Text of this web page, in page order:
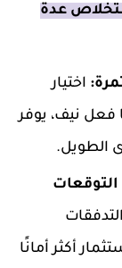
عدة
اختيار
فعل نيف، يوفر
الطويل.
أكثر أمانًا